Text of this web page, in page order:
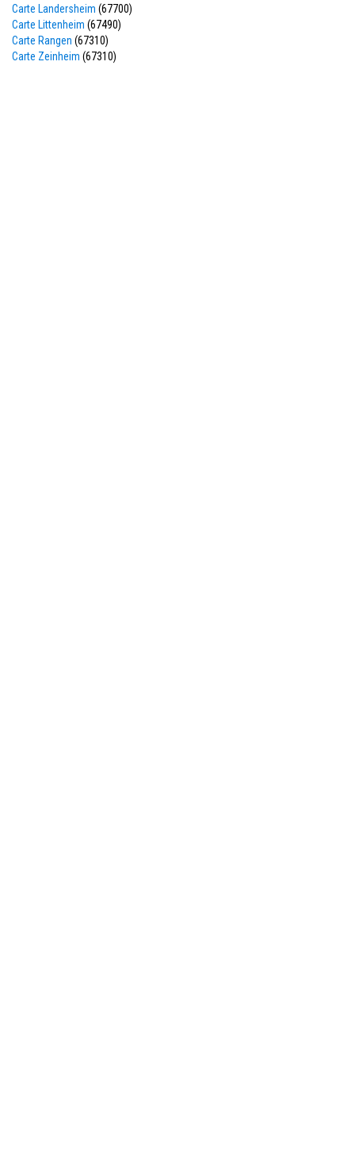
Carte Landersheim (67700)
Carte Littenheim (67490)
Carte Rangen (67310)
Carte Zeinheim (67310)